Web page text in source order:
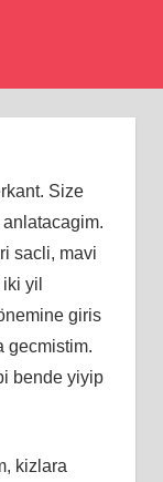
Size
sacli, mavi
yil
giris
gecmistim.
bende yiyip
kizlara